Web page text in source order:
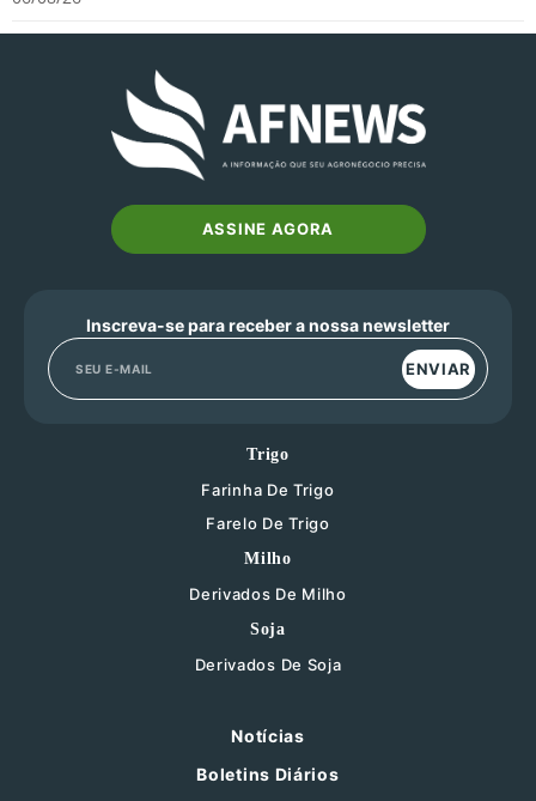
ASSINE AGORA
Inscreva-se para receber a nossa newsletter
ENVIAR
Trigo
Farinha De Trigo
Farelo De Trigo
Milho
Derivados De Milho
Soja
Derivados De Soja
Notícias
Boletins Diários